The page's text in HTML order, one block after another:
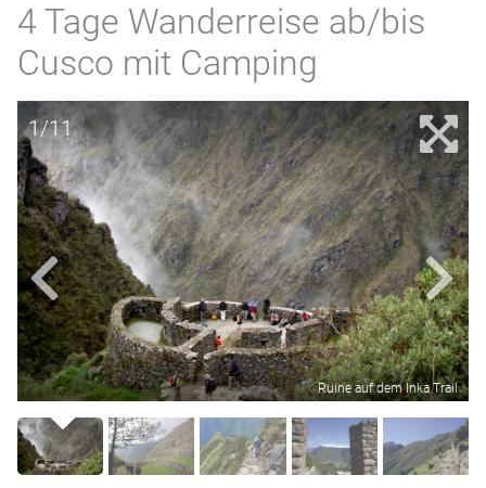
4 Tage Wanderreise ab/bis
Cusco mit Camping
1/11
Ruine auf dem Inka Trail